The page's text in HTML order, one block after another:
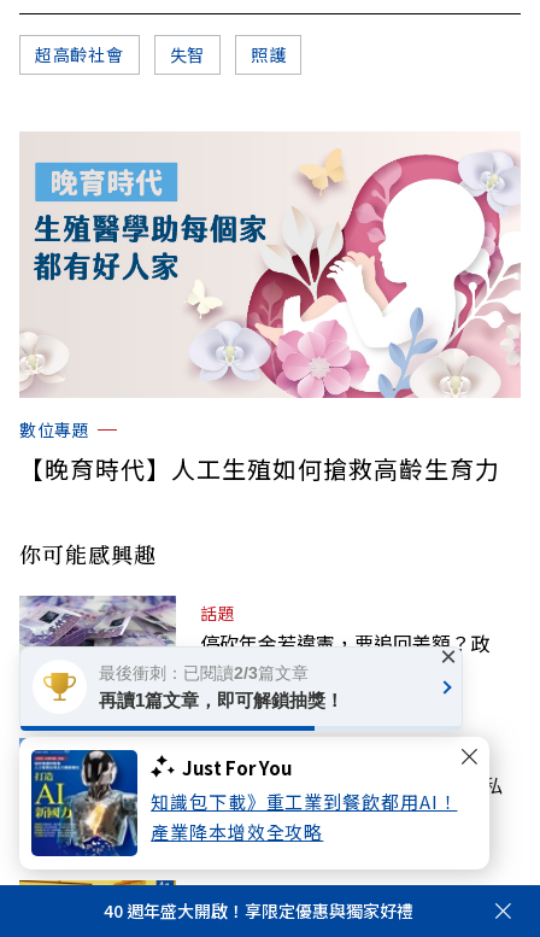
Just For You
知識包下載》重工業到餐飲都用AI！
產業降本增效全攻略
超高齡社會 失智 照護
數位專題
【晚育時代】人工生殖如何搶救高齡生育力
你可能感興趣
話題
停砍年金若違憲，要追回差額？政
院：判決後依法處理
最新U.S. News排行榜公布，這所私
校在電腦科學異軍突起
話題
高希均回憶錄》曾與波特、奈伊、傅
40 週年盛大開啟！享限定優惠與獨家好禮
最後衝刺：已閱讀2/3篇文章
再讀1篇文章，即可解鎖抽獎！
×